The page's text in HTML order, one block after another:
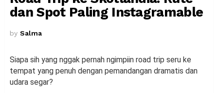
dan Spot Paling Instagramable
by Salma
Siapa sih yang nggak pernah ngimpiin road trip seru ke
tempat yang penuh dengan pemandangan dramatis dan
udara segar?